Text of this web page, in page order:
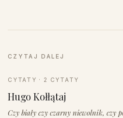
CZYTAJ DALEJ
CYTATY · 2 CYTATY
Hugo Kołłątaj
Czy biały czy czarny niewolnik, czy